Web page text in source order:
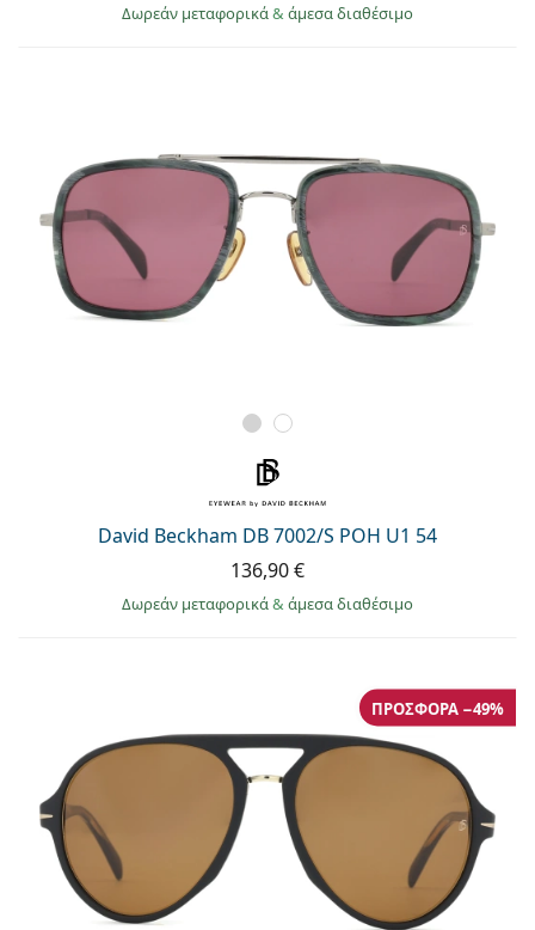
Δωρεάν μεταφορικά & άμεσα διαθέσιμο
David Beckham DB 7002/S POH U1 54
136,90 €
Δωρεάν μεταφορικά& άμεσα διαθέσιμο
ΠΡΟΣΦΟΡΆ −49%